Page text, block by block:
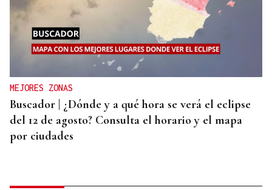
MEJORES ZONAS
Buscador | ¿Dónde y a qué hora se verá el eclipse
del 12 de agosto? Consulta el horario y el mapa
por ciudades